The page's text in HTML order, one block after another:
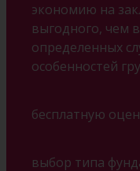
экономию на
выгодного, чем
определенных
особенностей
бесплатную
выбор типа